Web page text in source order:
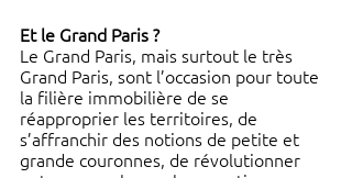
Et le Grand Paris ?
Le Grand Paris, mais surtout le très
Grand Paris, sont l’occasion pour toute
la filière immobilière de se
réapproprier les territoires, de
s’affranchir des notions de petite et
grande couronnes, de révolutionner